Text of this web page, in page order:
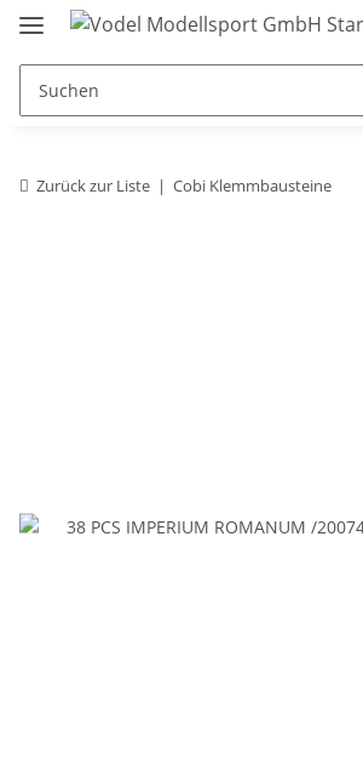
Zurück zur Liste Cobi Klemmbausteine